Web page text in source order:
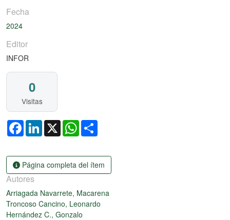
Fecha
2024
Editor
INFOR
0
Visitas
FacebookLinkedIn
X WhatsApp
Página completa del ítem
Autores
Arriagada Navarrete, Macarena
Troncoso Cancino, Leonardo
Hernández C., Gonzalo